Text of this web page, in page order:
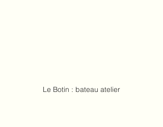
Le Botin : bateau atelier